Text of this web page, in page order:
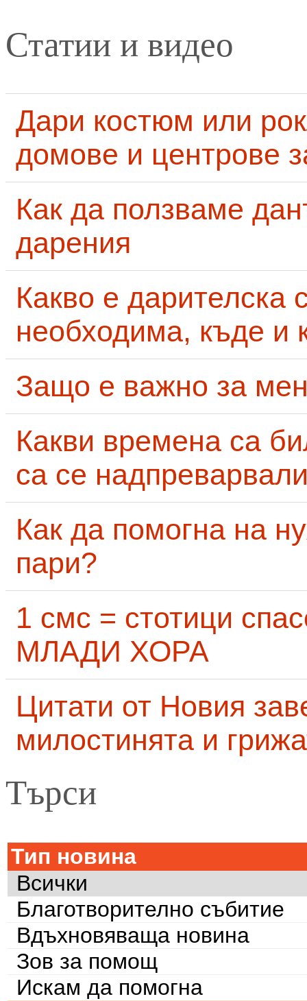
Статии и видео
Дари костюм или
домове и центрове
Как да ползваме
дарения
Какво е дарителска
необходима, къде и
Защо е важно за
Какви времена са
са се
Как да помогна на
пари?
1 смс = стотици
МЛАДИ ХОРА
Цитати от Новия
милостинята и
Търси
Тип новина
Всички
Благотворително събитие
Вдъхновяваща новина
Зов за помощ
Искам да помогна